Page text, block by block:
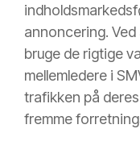
annoncering.
bruge de rigtige
mellemledere i
trafikken på
fremme